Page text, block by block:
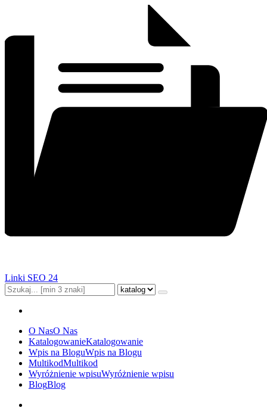
Linki SEO 24
O NasO Nas
KatalogowanieKatalogowanie
Wpis na BloguWpis na Blogu
MultikodMultikod
Wyróżnienie wpisuWyróżnienie wpisu
BlogBlog